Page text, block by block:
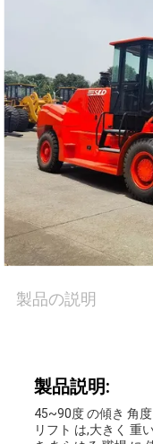
地
図
PRIVACY
POLICY
製品の説明
製品説明:
45~90度 の傾き 角
リフト は,大きく 重